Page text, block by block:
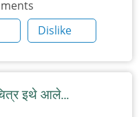
Dislike
इथे आले…